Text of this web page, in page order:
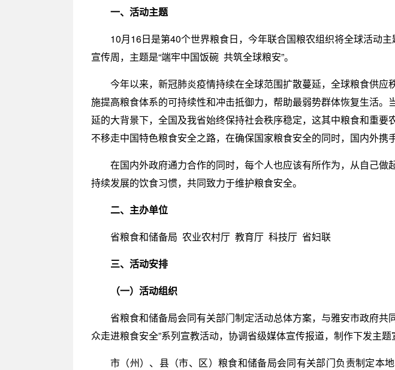
一、活动主题
10月16日是第40个世界粮食日，今年联合国粮农组织将全球活动
宣传周，主题是“端牢中国饭碗 共筑全球粮安”。
今年以来，新冠肺炎疫情持续在全球范围扩散蔓延，全球粮食供
施提高粮食体系的可持续性和冲击抵御力，帮助最弱势群体恢复生活
延的大背景下，全国及我省始终保持社会秩序稳定，这其中粮食和重
不移走中国特色粮食安全之路，在确保国家粮食安全的同时，国内外
在国内外政府通力合作的同时，每个人也应该有所作为，从自己
持续发展的饮食习惯，共同致力于维护粮食安全。
二、主办单位
省粮食和储备局 农业农村厅 教育厅 科技厅 省妇联
三、活动安排
（一）活动组织
省粮食和储备局会同有关部门制定活动总体方案，与雅安市政府共
众走进粮食安全”系列宣教活动，协调省级媒体宣传报道，制作下发主
市（州）、县（市、区）粮食和储备局会同有关部门负责制定本